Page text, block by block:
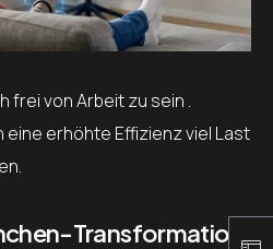
frei von Arbeit zu sein .
eine erhöhte Effizienz viel Last
Transformation